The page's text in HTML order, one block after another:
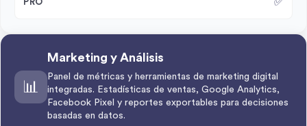
📊
Marketing y Análisis
Panel de métricas y herramientas de marketing digital
integradas. Estadísticas de ventas, Google Analytics,
Facebook Pixel y reportes exportables para decisiones
basadas en datos.